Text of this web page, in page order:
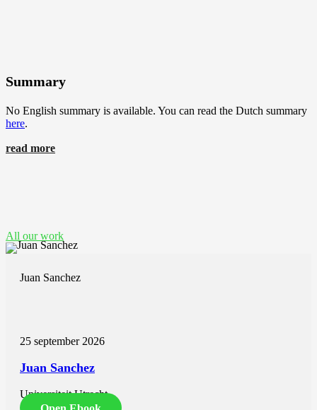
Summary
No English summary is available. You can read the Dutch summary
here.
read more
All our work
Juan Sanchez
25 september 2026
Juan Sanchez
Universiteit Utrecht